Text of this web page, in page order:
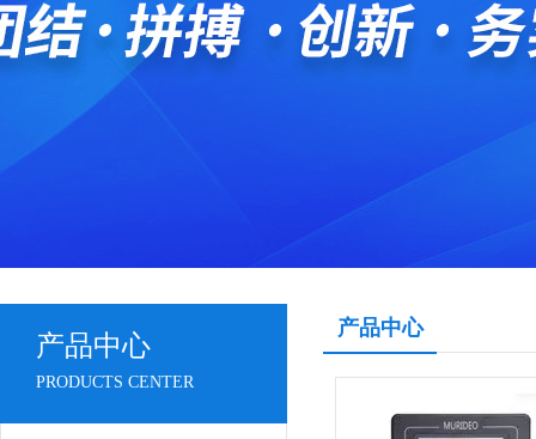
产品中心
PRODUCTS CENTER
产品中心